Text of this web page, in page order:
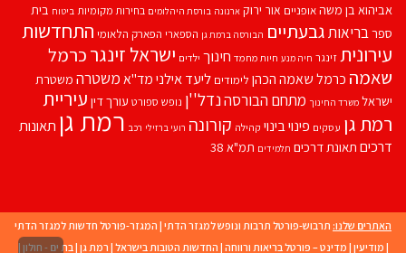
אביהוא בן משהאופניים אור ירוק ארנונה בורסת היהלומים בחירות מקומיות ביטוח בית
ספרבריאותגבעתיים הבורסה ברמת גן הספארי הפארק הלאומי התחדשות
עירוניתזינגר חיה מנע חיות מחמד חינוך ילדים ישראל זינגרכרמל
שאמה כרמל שאמה הכהן לימודים ליעד אילנימד''אמשטרה משטרת
ישראל משרד החינוך מתחם הבורסהנדל''ן נופש ספורט עורך דין עיריית
רמת גן עסקים פינוי בינוי קהילה קורונה רועי ברזילי רכב רמת גן תאונות
דרכים תאונת דרכים תלמידים תמ"א 38
האתרים שלנו: תרבוש-פורטל תרבות ונופש למגזר הדתי | המגזר-פורטל חדשות למגזר הדתי
| מודיעין | מדינט – פורטל בריאות ורווחה | החדשות הטובות בישראל | רמת גן |בת ים - חולון |